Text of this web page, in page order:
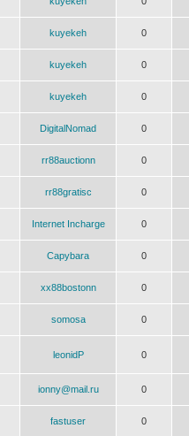
kuyekeh 0
kuyekeh 0
kuyekeh 0
DigitalNomad 0
rr88auctionn 0
rr88gratisc 0
Internet Incharge 0
Capybara 0
xx88bostonn 0
somosa 0
leonidP 0
ionny@mail.ru 0
fastuser 0